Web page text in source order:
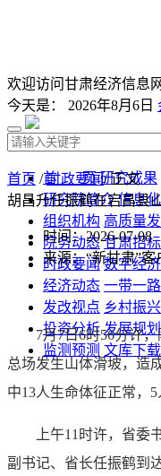
欢迎访问甘肃经济信息网
今天是： 2026年8月6日
首 页 研究成果
研究院简介 信息
组织机构 高质量
院务动态 甘肃招标
时政要闻 数字经济
经济动态 一带一路
发改视点 乡村振兴
投资分析 发展规划
监测预测 文库下载
首页 /时政要闻/ 正文
胡昌升任振鹤在宕昌县
时间：2026-07-08
来源：“新甘肃”客
7月7日6时56分许
总场发生山体滑坡，造
中13人生命体征正常，5
上午11时许，省
副书记、省长任振鹤到